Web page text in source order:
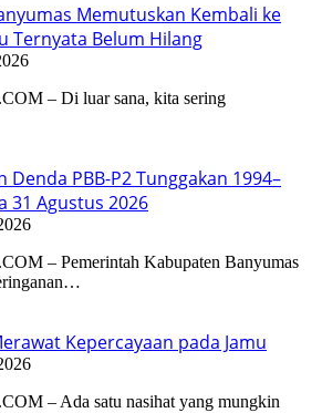
Memutuskan Kembali ke
Ternyata Belum Hilang
– Di luar sana, kita sering
Denda PBB-P2 Tunggakan 1994–
31 Agustus 2026
– Pemerintah Kabupaten Banyumas
Kepercayaan pada Jamu
– Ada satu nasihat yang mungkin